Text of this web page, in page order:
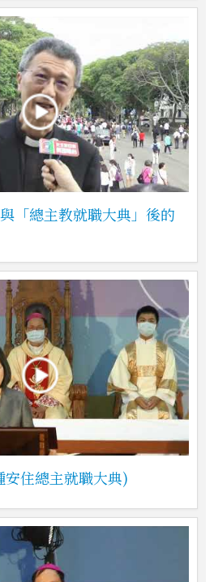
「總主教就職大典」後的
住總主就職大典)